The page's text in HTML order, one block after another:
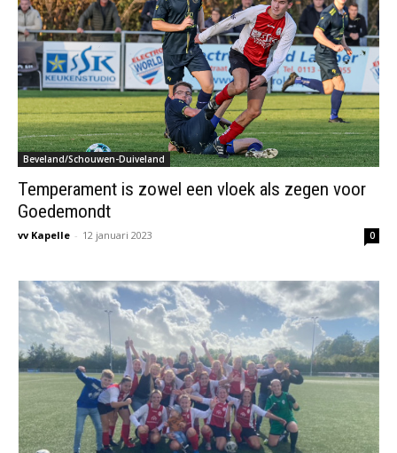
Beveland/Schouwen-Duiveland
Temperament is zowel een vloek als zegen voor
Goedemondt
vv Kapelle - 12 januari 2023 0